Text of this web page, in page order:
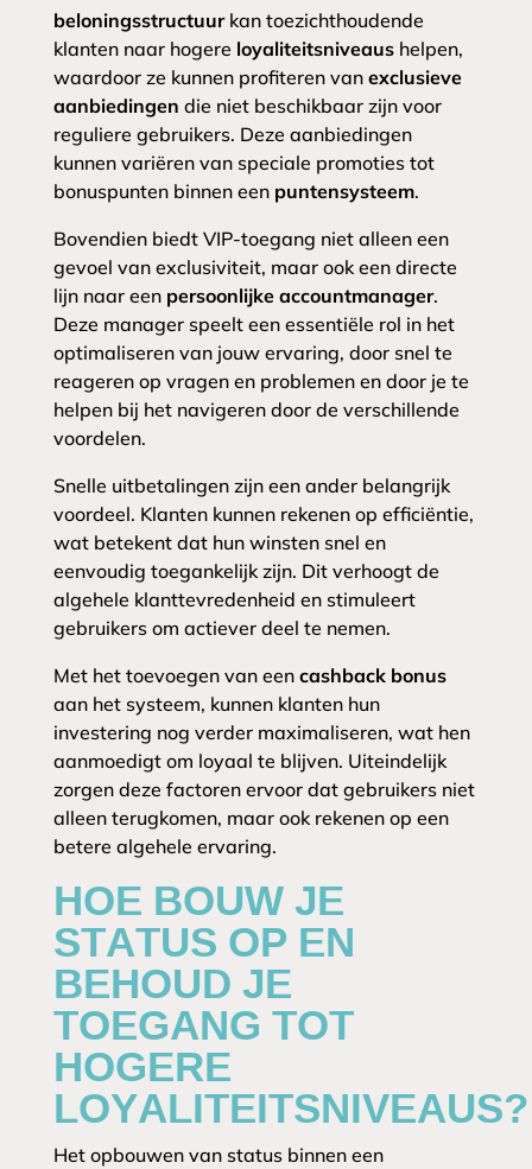
beloningsstructuurkan toezichthoudende
klanten naar hogere loyaliteitsniveaushelpen,
waardoor ze kunnen profiteren van exclusieve
aanbiedingen die niet beschikbaar zijn voor
reguliere gebruikers. Deze aanbiedingen
kunnen variëren van speciale promoties tot
bonuspunten binnen een puntensysteem.
Bovendien biedt VIP-toegang niet alleen een
gevoel van exclusiviteit, maar ook een directe
lijn naar een persoonlijke accountmanager.
Deze manager speelt een essentiële rol in het
optimaliseren van jouw ervaring, door snel te
reageren op vragen en problemen en door je te
helpen bij het navigeren door de verschillende
voordelen.
Snelle uitbetalingen zijn een ander belangrijk
voordeel. Klanten kunnen rekenen op efficiëntie,
wat betekent dat hun winsten snel en
eenvoudig toegankelijk zijn. Dit verhoogt de
algehele klanttevredenheid en stimuleert
gebruikers om actiever deel te nemen.
Met het toevoegen van een cashback bonus
aan het systeem, kunnen klanten hun
investering nog verder maximaliseren, wat hen
aanmoedigt om loyaal te blijven. Uiteindelijk
zorgen deze factoren ervoor dat gebruikers niet
alleen terugkomen, maar ook rekenen op een
betere algehele ervaring.
HOE BOUW JE
STATUS OP EN
BEHOUD JE
TOEGANG TOT
HOGERE
LOYALITEITSNIVEAUS?
Het opbouwen van status binnen een